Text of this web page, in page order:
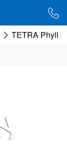
TETRA Phyll